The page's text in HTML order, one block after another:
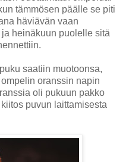
tämmösen päälle se piti
häviävän vaan
heinäkuun puolelle sitä
saatiin muotoonsa,
oranssin napin
oli pukuun pakko
puvun laittamisesta